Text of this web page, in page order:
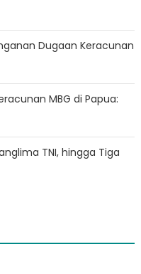
Dugaan Keracunan
MBG di Papua:
TNI, hingga Tiga